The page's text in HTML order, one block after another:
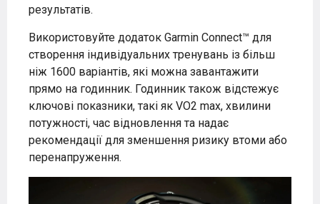
результатів.
Використовуйте додаток Garmin Connect™ для
створення індивідуальних тренувань із більш
ніж 1600 варіантів, які можна завантажити
прямо на годинник. Годинник також відстежує
ключові показники, такі як VO2 max, хвилини
потужності, час відновлення та надає
рекомендації для зменшення ризику втоми або
перенапруження.